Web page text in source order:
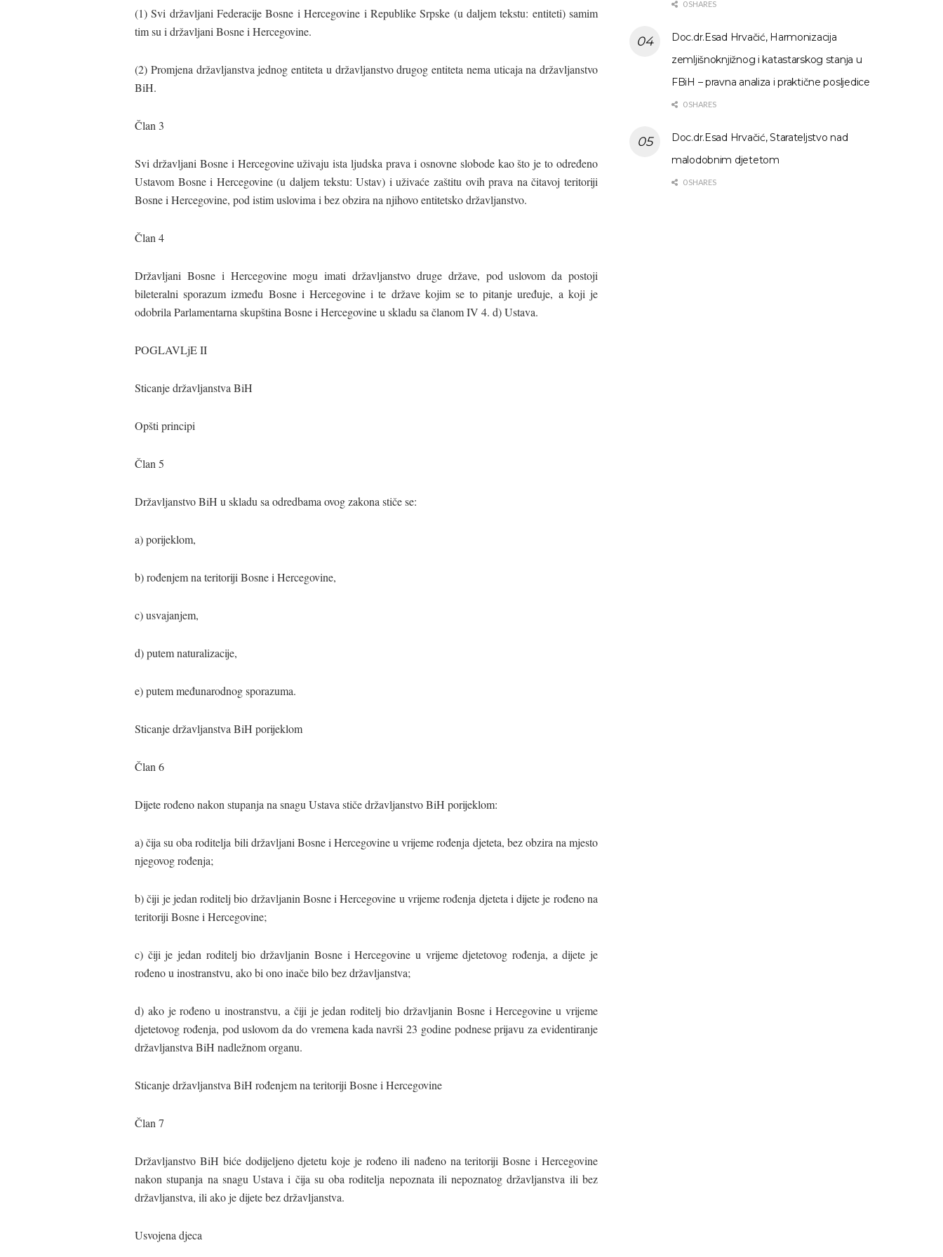
(1) Svi državljani Federacije Bosne i Hercegovine i Republike Srpske (u daljem tekstu: entiteti) samim
tim su i državljani Bosne i Hercegovine.
(2) Promjena državljanstva jednog entiteta u državljanstvo drugog entiteta nema uticaja na državljanstvo
BiH.
Član 3
Svi državljani Bosne i Hercegovine uživaju ista ljudska prava i osnovne slobode kao što je to određeno
Ustavom Bosne i Hercegovine (u daljem tekstu: Ustav) i uživaće zaštitu ovih prava na čitavoj teritoriji
Bosne i Hercegovine, pod istim uslovima i bez obzira na njihovo entitetsko državljanstvo.
Član 4
Državljani Bosne i Hercegovine mogu imati državljanstvo druge države, pod uslovom da postoji
bileteralni sporazum između Bosne i Hercegovine i te države kojim se to pitanje uređuje, a koji je
odobrila Parlamentarna skupština Bosne i Hercegovine u skladu sa članom IV 4. d) Ustava.
POGLAVLjE II
Sticanje državljanstva BiH
Opšti principi
Član 5
Državljanstvo BiH u skladu sa odredbama ovog zakona stiče se:
a) porijeklom,
b) rođenjem na teritoriji Bosne i Hercegovine,
c) usvajanjem,
d) putem naturalizacije,
e) putem međunarodnog sporazuma.
Sticanje državljanstva BiH porijeklom
Član 6
Dijete rođeno nakon stupanja na snagu Ustava stiče državljanstvo BiH porijeklom:
a) čija su oba roditelja bili državljani Bosne i Hercegovine u vrijeme rođenja djeteta, bez obzira na mjesto
njegovog rođenja;
b) čiji je jedan roditelj bio državljanin Bosne i Hercegovine u vrijeme rođenja djeteta i dijete je rođeno na
teritoriji Bosne i Hercegovine;
c) čiji je jedan roditelj bio državljanin Bosne i Hercegovine u vrijeme djetetovog rođenja, a dijete je
rođeno u inostranstvu, ako bi ono inače bilo bez državljanstva;
d) ako je rođeno u inostranstvu, a čiji je jedan roditelj bio državljanin Bosne i Hercegovine u vrijeme
djetetovog rođenja, pod uslovom da do vremena kada navrši 23 godine podnese prijavu za evidentiranje
državljanstva BiH nadležnom organu.
Sticanje državljanstva BiH rođenjem na teritoriji Bosne i Hercegovine
Član 7
Državljanstvo BiH biće dodijeljeno djetetu koje je rođeno ili nađeno na teritoriji Bosne i Hercegovine
nakon stupanja na snagu Ustava i čija su oba roditelja nepoznata ili nepoznatog državljanstva ili bez
državljanstva, ili ako je dijete bez državljanstva.
Usvojena djeca
0 SHARES
Doc.dr.Esad Hrvačić, Harmonizacija
zemljišnoknjižnog i katastarskog stanja u
FBiH – pravna analiza i praktične posljedice
0 SHARES
Doc.dr.Esad Hrvačić, Starateljstvo nad
malodobnim djetetom
0 SHARES